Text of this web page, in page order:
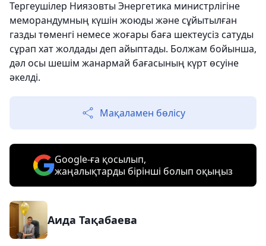
Тергеушілер Ниязовты Энергетика министрлігіне
меморандумның күшін жоюды және сұйытылған
газды төменгі немесе жоғары баға шектеусіз сатуды
сұрап хат жолдады деп айыптады. Болжам бойынша,
дәл осы шешім жанармай бағасының күрт өсуіне
әкелді.
Мақаламен бөлісу
Google-ға қосылып,
жаңалықтарды бірінші болып оқыңыз
Аида Тақабаева